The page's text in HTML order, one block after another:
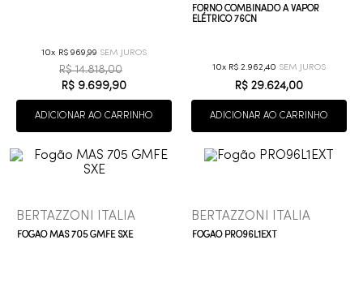
10 R$ 969,99
R$ 14.818,00
R$ 9.699,90
ADICIONAR AO CARRINHO
FORNO COMBINADO A VAPOR
ELÉTRICO 76CN
10 R$ 2.962,40
R$ 29.624,00
ADICIONAR AO CARRINHO
BERTAZZONI ITALIA
FOGÃO MAS 705 GMFE SXE
BERTAZZONI ITALIA
FOGÃO PRO96L1EXT